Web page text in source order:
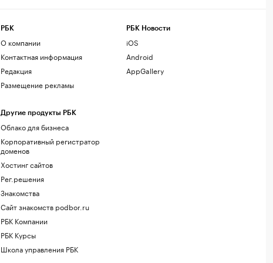
РБК
О компании
Контактная информация
Редакция
Размещение рекламы
Другие продукты РБК
Облако для бизнеса
Корпоративный регистратор
доменов
Хостинг сайтов
Рег.решения
Знакомства
Сайт знакомств podbor.ru
РБК Компании
РБК Курсы
Школа управления РБК
РБК Новости
iOS
Android
AppGallery